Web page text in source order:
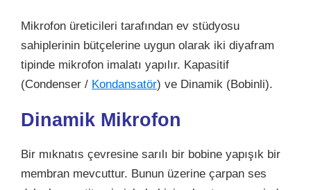
Mikrofon üreticileri tarafından ev stüdyosu
sahiplerinin bütçelerine uygun olarak iki diyafram
tipinde mikrofon imalatı yapılır. Kapasitif
(Condenser / Kondansatör) ve Dinamik (Bobinli).
Dinamik Mikrofon
Bir mıknatıs çevresine sarılı bir bobine yapışık bir
membran mevcuttur. Bunun üzerine çarpan ses